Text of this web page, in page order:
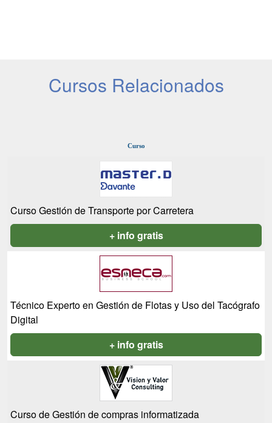
Cursos Relacionados
Curso
Curso Gestión de Transporte por Carretera
+ info gratis
Técnico Experto en Gestión de Flotas y Uso del Tacógrafo
Digital
+ info gratis
Curso de Gestión de compras informatizada